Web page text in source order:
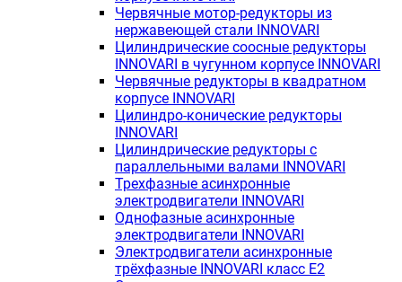
Червячные мотор-редукторы из
нержавеющей стали INNOVARI
Цилиндрические соосные редукторы
INNOVARI в чугунном корпусе INNOVARI
Червячные редукторы в квадратном
корпусе INNOVARI
Цилиндро-конические редукторы
INNOVARI
Цилиндрические редукторы с
параллельными валами INNOVARI
Трехфазные асинхронные
электродвигатели INNOVARI
Однофазные асинхронные
электродвигатели INNOVARI
Электродвигатели асинхронные
трёхфазные INNOVARI класс E2